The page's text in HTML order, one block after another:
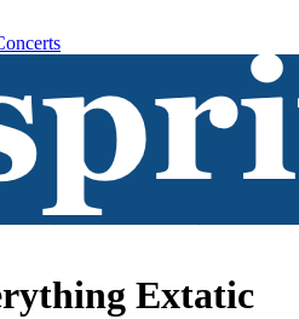
Extatic